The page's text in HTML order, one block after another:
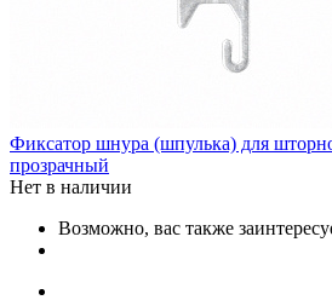
Фиксатор шнура (шпулька) для
прозрачный
Нет в наличии
Возможно, вас также